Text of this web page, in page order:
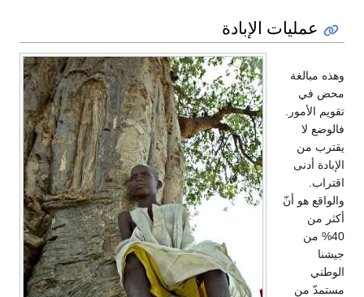
عمليات الإبادة
وهذه مبالغة
محض في
تقويم الأمور.
فالوضع لا
يقترب من
الإبادة أدنى
اقتراب.
والواقع هو أنّ
أكثر من
40% من
جيشنا
الوطني
مستمدّ من